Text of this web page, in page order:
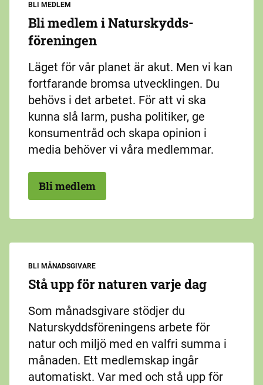
BLI MEDLEM
Bli medlem i Naturskydds­
föreningen
Läget för vår planet är akut. Men vi kan
fortfarande bromsa utvecklingen. Du
behövs i det arbetet. För att vi ska
kunna slå larm, pusha politiker, ge
konsumentråd och skapa opinion i
media behöver vi våra medlemmar.
Bli medlem
BLI MÅNADSGIVARE
Stå upp för naturen varje dag
Som månadsgivare stödjer du
Naturskyddsföreningens arbete för
natur och miljö med en valfri summa i
månaden. Ett medlemskap ingår
automatiskt. Var med och stå upp för